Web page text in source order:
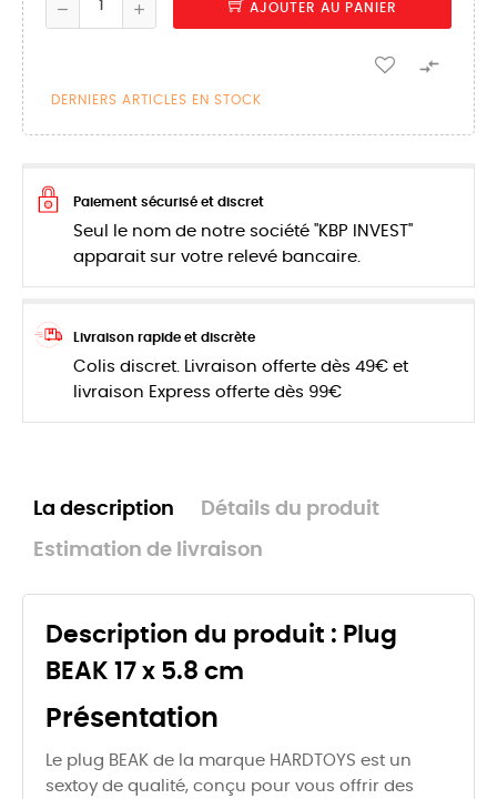
AJOUTER AU PANIER

DERNIERS ARTICLES EN STOCK
Paiement sécurisé et discret
Seul le nom de notre société "KBP INVEST"
apparait sur votre relevé bancaire.
Livraison rapide et discrète
Colis discret. Livraison offerte dès 49€ et
livraison Express offerte dès 99€
La description Détails du produit
Estimation de livraison
Description du produit : Plug
BEAK 17 x 5.8 cm
Présentation
Le plug BEAK de la marque HARDTOYS est un
sextoy de qualité, conçu pour vous offrir des